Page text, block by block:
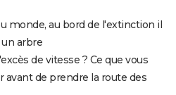
monde, au bord de l'extinction il
un arbre
de vitesse ? Ce que vous
avant de prendre la route des